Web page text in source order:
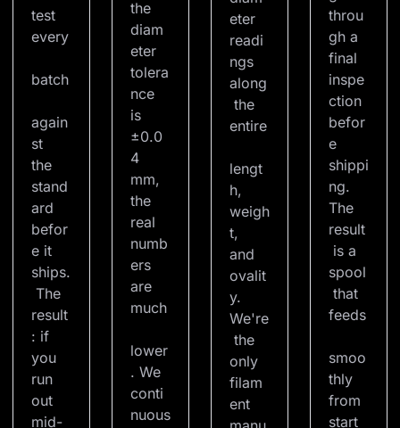
test
every
batch
again
st
the
stand
ard
befor
e it
ships.
The
result
: if
you
run
out
mid-
the
diam
eter
tolera
nce
is
±0.0
4
mm,
the
real
numb
ers
are
much
lower
. We
conti
nuous
eter
readi
ngs
along
the
entire
lengt
h,
weigh
t,
and
ovalit
y.
We're
the
only
filam
ent
throu
gh a
final
inspe
ction
befor
e
shippi
ng.
The
result
is a
spool
that
feeds
smoo
thly
from
start